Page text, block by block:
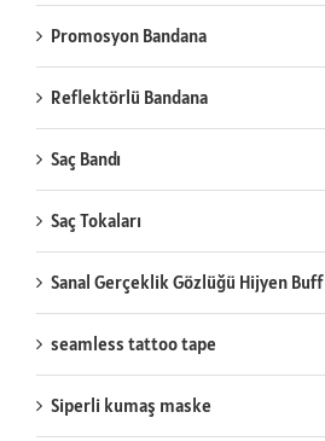
Promosyon Bandana
Reflektörlü Bandana
Saç Bandı
Saç Tokaları
Sanal Gerçeklik Gözlüğü Hijyen Buff
seamless tattoo tape
Siperli kumaş maske